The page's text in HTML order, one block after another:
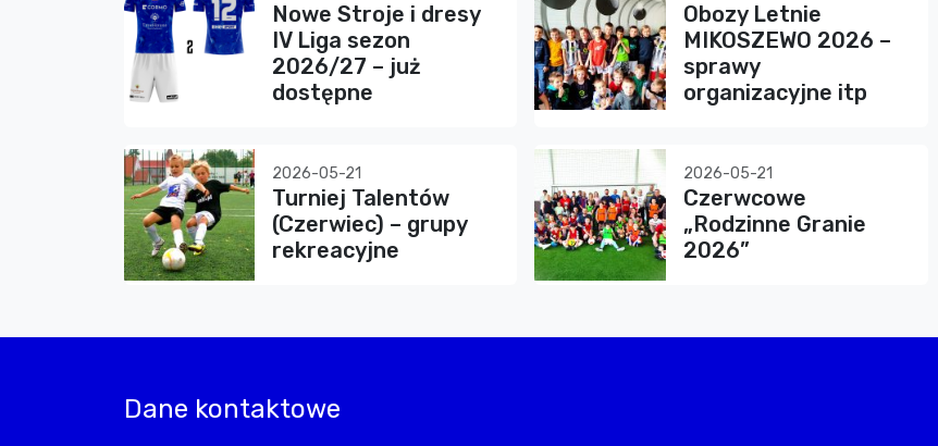
Nowe Stroje i dresy
IV Liga sezon
2026/27 – już
dostępne
Obozy Letnie
MIKOSZEWO 2026 –
sprawy
organizacyjne itp
2026-05-21
Turniej Talentów
(Czerwiec) – grupy
rekreacyjne
2026-05-21
Czerwcowe
„Rodzinne Granie
2026”
Dane kontaktowe